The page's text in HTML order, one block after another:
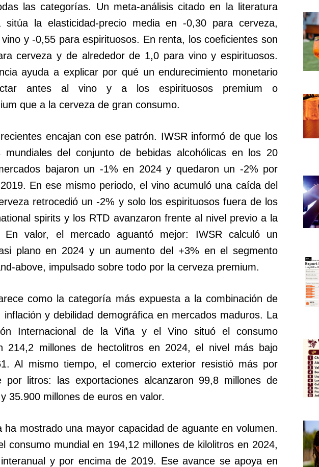
las categorías. Un meta-análisis citado en la literatura
sitúa la elasticidad-precio media en -0,30 para cerveza,
y -0,55 para espirituosos. En renta, los coeficientes son
cerveza y de alrededor de 1,0 para vino y espirituosos.
ayuda a explicar por qué un endurecimiento monetario
antes al vino y a los espirituosos premium o
que a la cerveza de gran consumo.
encajan con ese patrón. IWSR informó de que los
mundiales del conjunto de bebidas alcohólicas en los 20
bajaron un -1% en 2024 y quedaron un -2% por
En ese mismo periodo, el vino acumuló una caída del
retrocedió un -2% y solo los espirituosos fuera de los
spirits y los RTD avanzaron frente al nivel previo a la
En valor, el mercado aguantó mejor: IWSR calculó un
plano en 2024 y un aumento del +3% en el segmento
above, impulsado sobre todo por la cerveza premium.
como la categoría más expuesta a la combinación de
inflación y debilidad demográfica en mercados maduros. La
Internacional de la Viña y el Vino situó el consumo
214,2 millones de hectolitros en 2024, el nivel más bajo
Al mismo tiempo, el comercio exterior resistió más por
por litros: las exportaciones alcanzaron 99,8 millones de
35.900 millones de euros en valor.
ha mostrado una mayor capacidad de aguante en volumen.
consumo mundial en 194,12 millones de kilolitros en 2024,
y por encima de 2019. Ese avance se apoya en